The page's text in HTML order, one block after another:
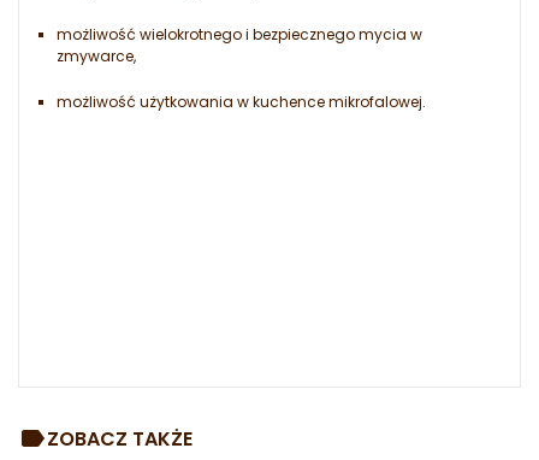
możliwość wielokrotnego i bezpiecznego mycia w
zmywarce,
możliwość użytkowania w kuchence mikrofalowej.
ZOBACZ TAKŻE